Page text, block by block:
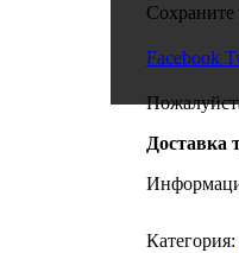
Сохраните
Facebook
Доставка
Категория: